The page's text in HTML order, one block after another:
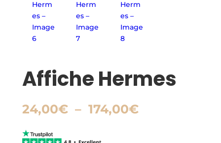
Affiche Hermes
24,00€ – 174,00€Plage